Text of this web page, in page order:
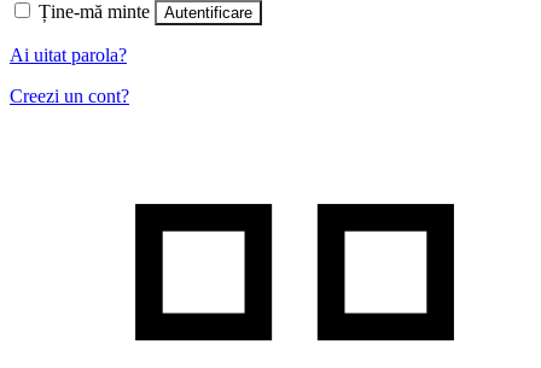
Ține-mă minte Autentificare
Ai uitat parola?
Creezi un cont?